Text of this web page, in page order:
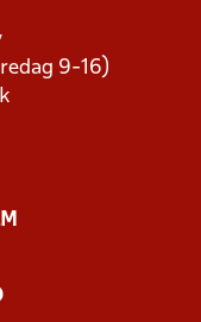
9-16)